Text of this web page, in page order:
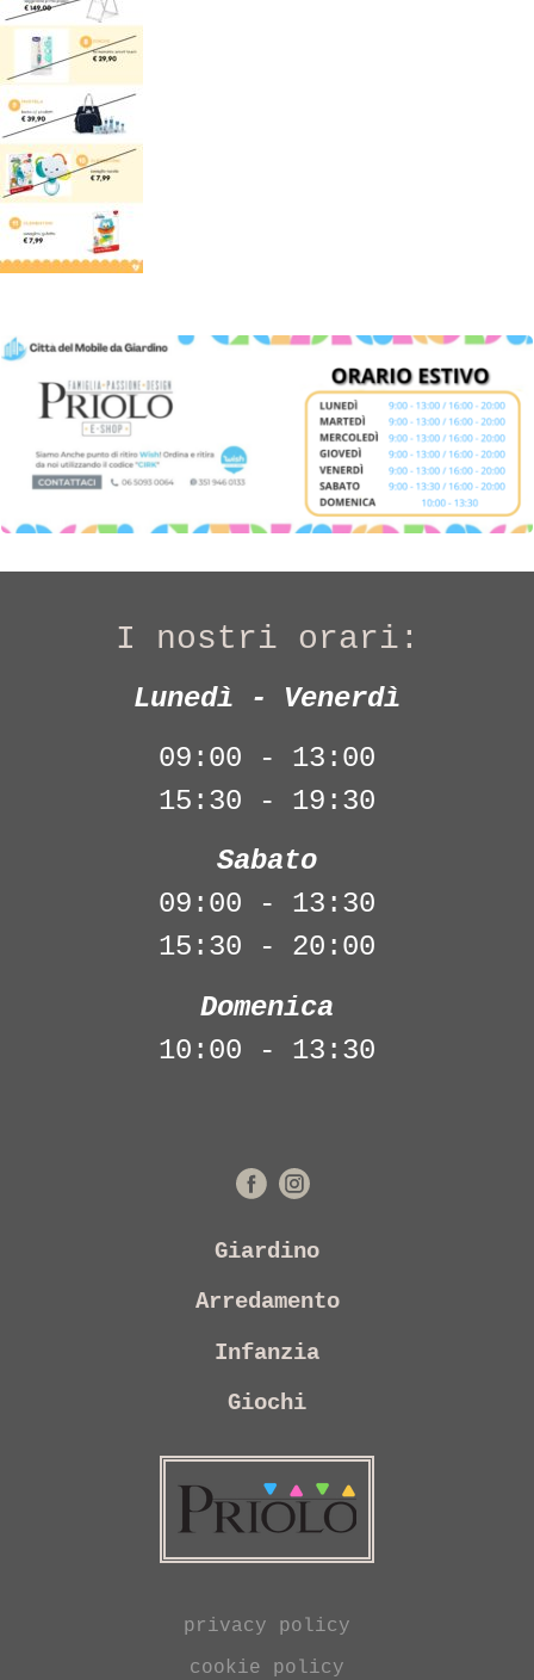
I nostri orari:
Lunedì - Venerdì
09:00 - 13:00
15:30 - 19:30
Sabato
09:00 - 13:30
15:30 - 20:00
Domenica
10:00 - 13:30
Giardino
Arredamento
Infanzia
Giochi
privacy policy
cookie policy